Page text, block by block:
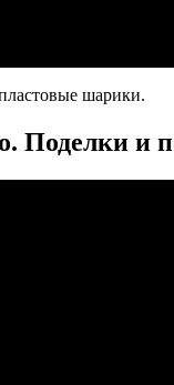
шарики.
Поделки и